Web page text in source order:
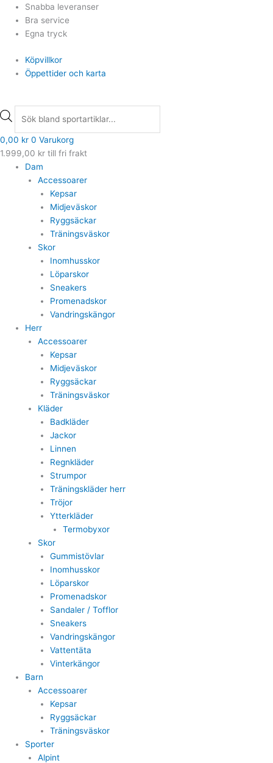
Hoppa
innehåll
Snabba leveranser
Bra service
Egna tryck
Köpvillkor
Öppettider och karta
Products
search
0,00 kr 0 Varukorg
1.999,00 kr till fri frakt
Dam
Accessoarer
Kepsar
Midjeväskor
Ryggsäckar
Träningsväskor
Skor
Inomhusskor
Löparskor
Sneakers
Promenadskor
Vandringskängor
Herr
Accessoarer
Kepsar
Midjeväskor
Ryggsäckar
Träningsväskor
Kläder
Badkläder
Jackor
Linnen
Regnkläder
Strumpor
Träningskläder herr
Tröjor
Ytterkläder
Termobyxor
Skor
Gummistövlar
Inomhusskor
Löparskor
Promenadskor
Sandaler / Tofflor
Sneakers
Vandringskängor
Vattentäta
Vinterkängor
Barn
Accessoarer
Kepsar
Ryggsäckar
Träningsväskor
Sporter
Alpint
Products
search